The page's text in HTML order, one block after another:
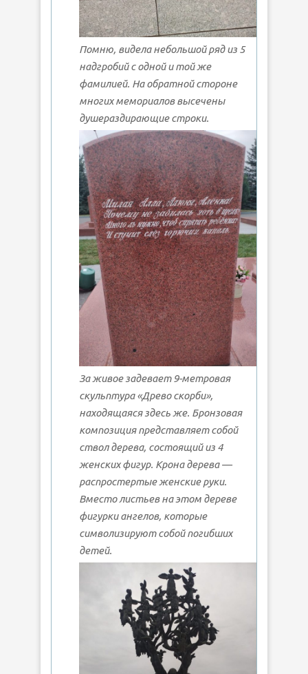
Помню, видела небольшой ряд из 5
надгробий с одной и той же
фамилией. На обратной стороне
многих мемориалов высечены
душераздирающие строки.
За живое задевает 9-метровая
скульптура «Древо скорби»,
находящаяся здесь же. Бронзовая
композиция представляет собой
ствол дерева, состоящий из 4
женских фигур. Крона дерева —
распростертые женские руки.
Вместо листьев на этом дереве
фигурки ангелов, которые
символизируют собой погибших
детей.